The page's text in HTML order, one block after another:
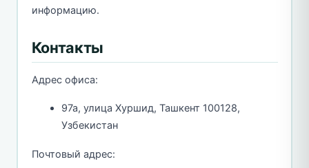
информацию.
Контакты
Адрес офиса:
97а, улица Хуршид, Ташкент 100128,
Узбекистан
Почтовый адрес: